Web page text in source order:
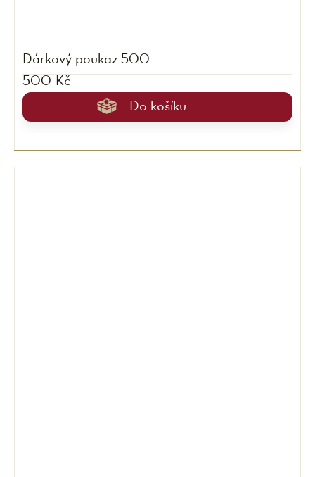
Dárkový poukaz 500
500 Kč
Do košíku